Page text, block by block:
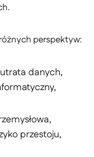
perspektyw:
danych,
przestoju,